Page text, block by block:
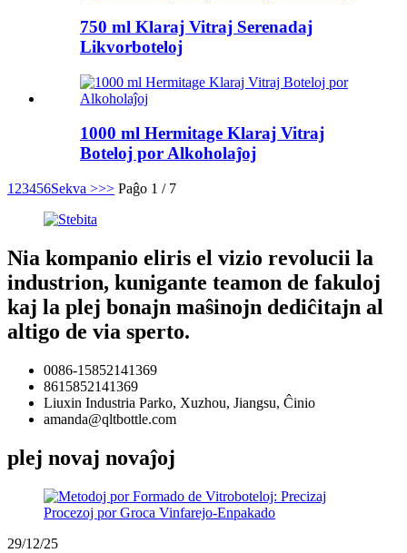
750 ml Klaraj Vitraj Serenadaj
Likvorboteloj
1000 ml Hermitage Klaraj Vitraj
Boteloj por Alkoholaĵoj
1 23456Sekva >>> Paĝo 1 / 7
Nia kompanio eliris el vizio revolucii la
industrion, kunigante teamon de fakuloj
kaj la plej bonajn maŝinojn dediĉitajn al
altigo de via sperto.
0086-15852141369
8615852141369
Liuxin Industria Parko, Xuzhou, Jiangsu, Ĉinio
amanda@qltbottle.com
plej novaj novaĵoj
29/12/25